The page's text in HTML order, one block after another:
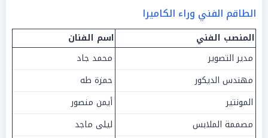
الطاقم الفني وراء الكاميرا
المنصب الفني
اسم الفنان
مدير التصوير
محمد جاد
مهندس الديكور
حمزة طه
المونتير
أيمن منصور
مصممة الملابس
ليلى ماجد